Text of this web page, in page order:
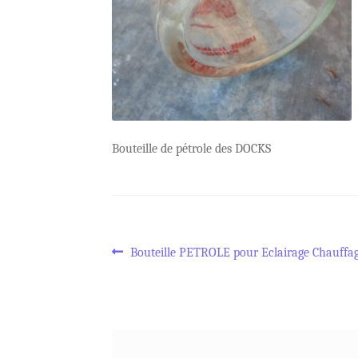
Bouteille de pétrole des DOCKS
Navigation
Article
Bouteille PETROLE pour Eclairage